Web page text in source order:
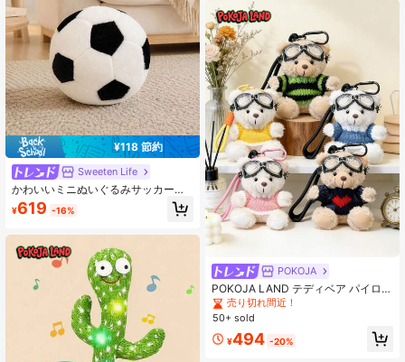
¥118 節約
Sweeten Life
かわいいミニぬいぐるみサッカーボ
ール、ソフトでふわふわ、黒と白の
パッチワークデザイン。かわいいぬ
ィブな誕生日プレゼントとスポーツ
ファンへのギフト、ワールドカップ
¥619 -16%
POKOJA
POKOJA LAND テディベア パイロッ
ト ぬいぐるみペンダント - かわいい
テディベアのぬいぐるみ ゴーグル付
ンペンダント、クリエイティブなぬ
売り切れ間近！
50+ sold
¥494 -20%